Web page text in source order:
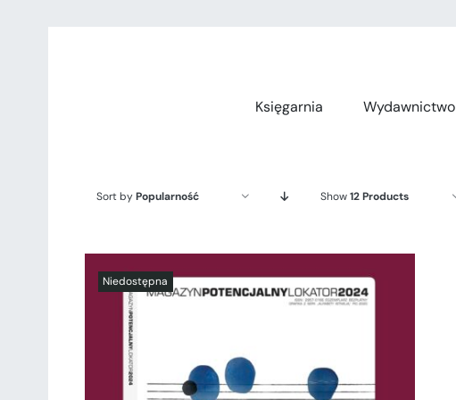
Księgarnia
Wydawnictwo
Sort byPopularność Show12 Products